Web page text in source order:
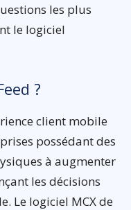
les plus
le logiciel
?
client mobile
possédant des
à augmenter
les décisions
Le logiciel MCX de